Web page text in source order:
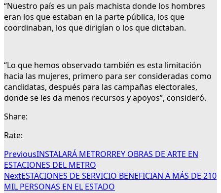
“Nuestro país es un país machista donde los hombres
eran los que estaban en la parte pública, los que
coordinaban, los que dirigían o los que dictaban.
“Lo que hemos observado también es esta limitación
hacia las mujeres, primero para ser consideradas como
candidatas, después para las campañas electorales,
donde se les da menos recursos y apoyos”, consideró.
Share:
Rate:
PreviousINSTALARÁ METRORREY OBRAS DE ARTE EN
ESTACIONES DEL METRO
NextESTACIONES DE SERVICIO BENEFICIAN A MÁS DE 210
MIL PERSONAS EN EL ESTADO